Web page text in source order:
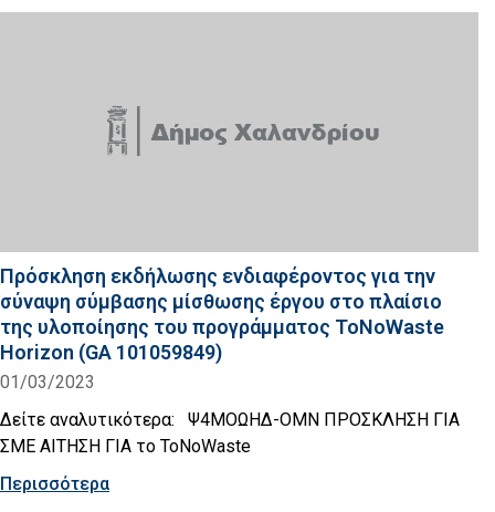
Πρόσκληση εκδήλωσης ενδιαφέροντος για την
σύναψη σύμβασης μίσθωσης έργου στο πλαίσιο
της υλοποίησης του προγράμματος ToNoWaste
Horizon (GA 101059849)
01/03/2023
Δείτε αναλυτικότερα: Ψ4ΜΟΩΗΔ-ΟΜΝ ΠΡΟΣΚΛΗΣΗ ΓΙΑ
ΣΜΕ ΑΙΤΗΣΗ ΓΙΑ το ToNoWaste
Περισσότερα